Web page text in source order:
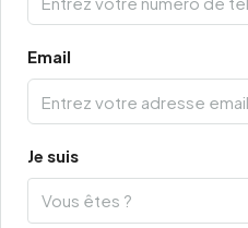
Email
Je suis
Vous êtes ?